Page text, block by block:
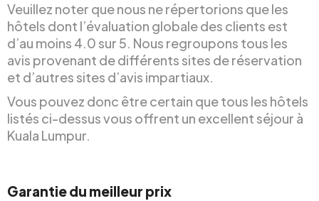
Veuillez noter que nous ne répertorions que les
hôtels dont l’évaluation globale des clients est
d’au moins 4.0 sur 5. Nous regroupons tous les
avis provenant de différents sites de réservation
et d’autres sites d’avis impartiaux.
Vous pouvez donc être certain que tous les hôtels
listés ci-dessus vous offrent un excellent séjour à
Kuala Lumpur.
Garantie du meilleur prix